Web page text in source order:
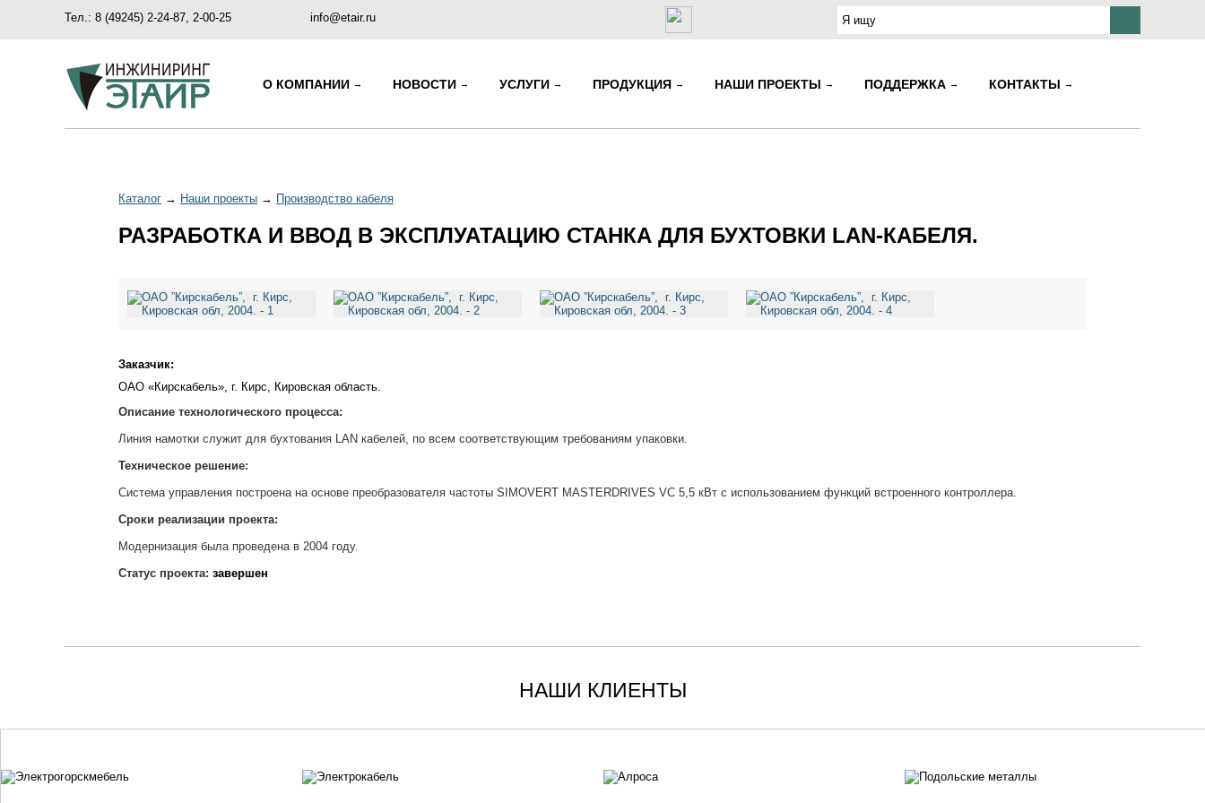
Тел.: 8 (49245) 2-24-87, 2-00-25 info@etair.ru
О КОМПАНИИ НОВОСТИ УСЛУГИ ПРОДУКЦИЯ НАШИ ПРОЕКТЫ ПОДДЕРЖКА КОНТАКТЫ
Каталог → Наши проекты → Производство кабеля
РАЗРАБОТКА И ВВОД В ЭКСПЛУАТАЦИЮ СТАНКА ДЛЯ БУХТОВКИ LAN-КАБЕЛЯ.
Заказчик:
ОАО «Кирскабель», г. Кирс, Кировская область.
Описание технологического процесса:
Линия намотки служит для бухтования LAN кабелей, по всем соответствующим требованиям упаковки.
Техническое решение:
Система управления построена на основе преобразователя частоты SIMOVERT MASTERDRIVES VC 5,5 кВт с использованием функций встроенного контроллера.
Сроки реализации проекта:
Модернизация была проведена в 2004 году.
Статус проекта: завершен
НАШИ КЛИЕНТЫ